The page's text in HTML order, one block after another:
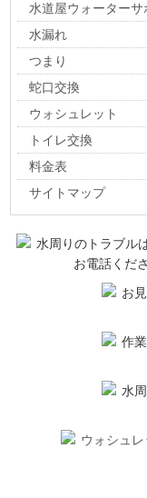
水道屋ウォーターサ
水漏れ
つまり
蛇口交換
ウォシュレット
トイレ交換
料金表
サイトマップ